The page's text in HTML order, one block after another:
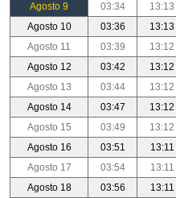
Agosto 9
03:34 13:13
Agosto 10
03:36 13:13
Agosto 11
03:39 13:12
Agosto 12
03:42 13:12
Agosto 13
03:44 13:12
Agosto 14
03:47 13:12
Agosto 15
03:49 13:12
Agosto 16
03:51 13:11
Agosto 17
03:54 13:11
Agosto 18
03:56 13:11